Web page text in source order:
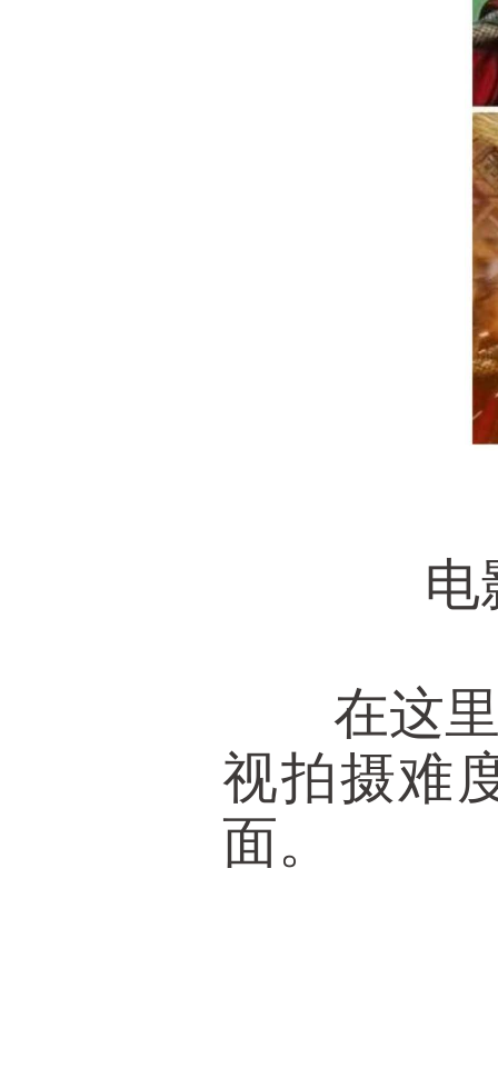
电影《
在这里
视拍摄难
面。